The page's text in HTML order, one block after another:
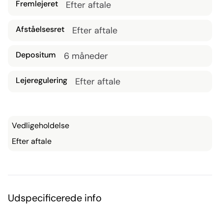
Fremlejeret Efter aftale
Afståelsesret Efter aftale
Depositum 6 måneder
Lejeregulering Efter aftale
Vedligeholdelse
Efter aftale
Udspecificerede info